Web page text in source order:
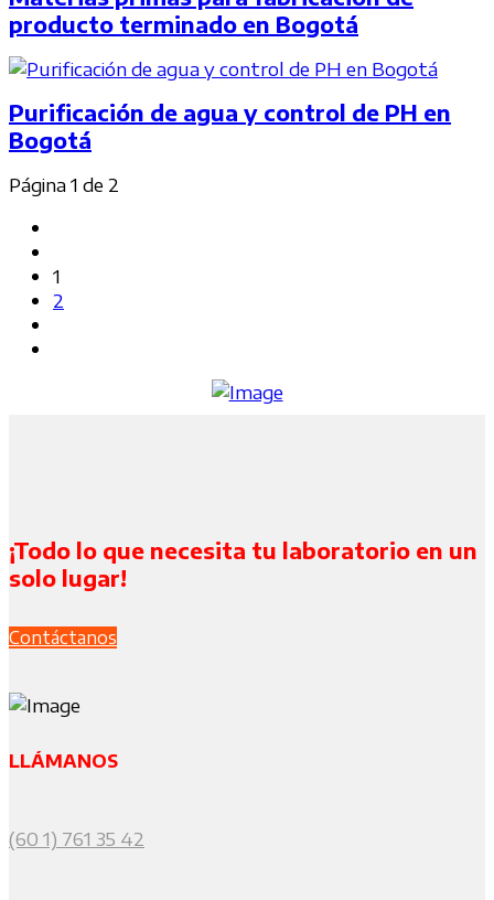
producto terminado en Bogotá
Purificación de agua y control de PH en
Bogotá
Página 1 de 2
1
2
¡Todo lo que necesita tu laboratorio en un
solo lugar!
Contáctanos
LLÁMANOS
(60 1) 761 35 42